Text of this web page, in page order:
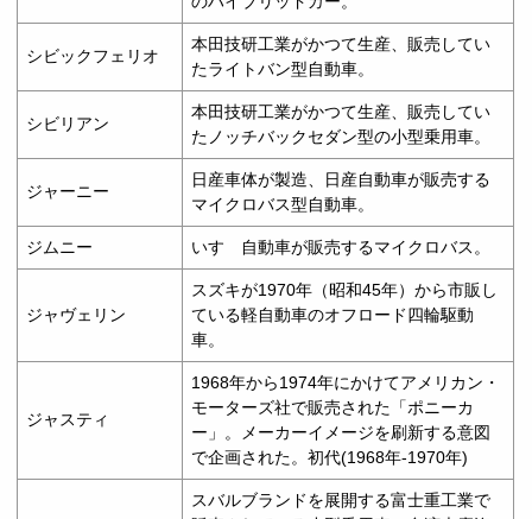
シビックフェリオ
本田技研工業がかつて生産、販売してい
たライトバン型自動車。
シビリアン
本田技研工業がかつて生産、販売してい
たノッチバックセダン型の小型乗用車。
ジャーニー
日産車体が製造、日産自動車が販売する
マイクロバス型自動車。
ジムニー いすゞ自動車が販売するマイクロバス。
ジャヴェリン
スズキが1970年（昭和45年）から市販し
ている軽自動車のオフロード四輪駆動
車。
ジャスティ
1968年から1974年にかけてアメリカン・
モーターズ社で販売された「ポニーカ
ー」。メーカーイメージを刷新する意図
で企画された。初代(1968年-1970年)
スバルブランドを展開する富士重工業で